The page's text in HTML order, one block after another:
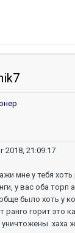
2018, 21:09:17
мне у тебя
у вас оба торп
было хоть у
ранго горит это
уничтожены. хаха